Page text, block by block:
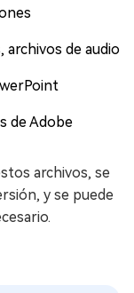
archivos de audio
de Adobe
archivos, se
y se puede